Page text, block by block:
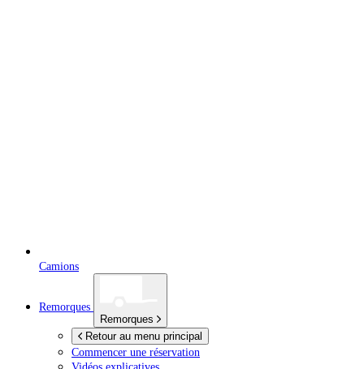
Camions
Remorques
Remorques
Retour au menu principal
Commencer une réservation